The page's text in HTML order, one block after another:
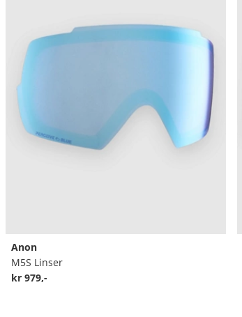
Anon
M5S Linser
kr 979,-